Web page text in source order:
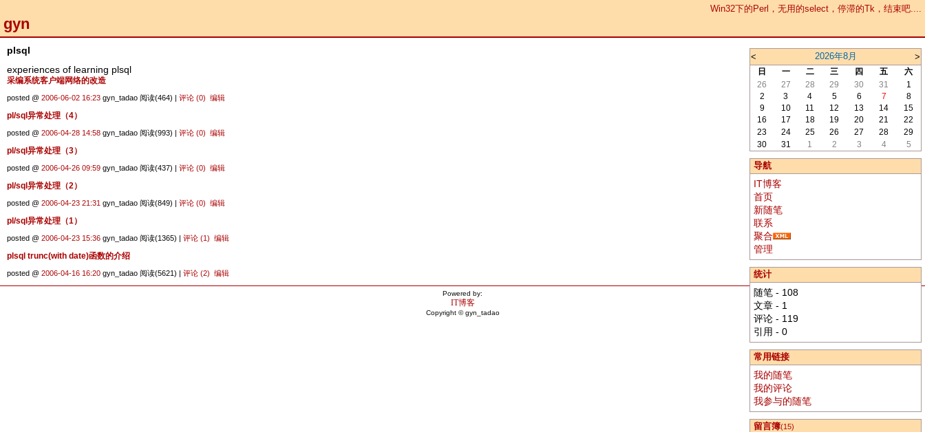
gyn
Win32下的Perl，无用的select，停滞的Tk，结束吧....
plsql
experiences of learning plsql
采编系统客户端网络的改造
posted @ 2006-06-02 16:23 gyn_tadao 阅读(464) | 评论 (0) 编辑
pl/sql异常处理（4）
posted @ 2006-04-28 14:58 gyn_tadao 阅读(993) | 评论 (0) 编辑
pl/sql异常处理（3）
posted @ 2006-04-26 09:59 gyn_tadao 阅读(437) | 评论 (0) 编辑
pl/sql异常处理（2）
posted @ 2006-04-23 21:31 gyn_tadao 阅读(849) | 评论 (0) 编辑
pl/sql异常处理（1）
posted @ 2006-04-23 15:36 gyn_tadao 阅读(1365) | 评论 (1) 编辑
plsql trunc(with date)函数的介绍
posted @ 2006-04-16 16:20 gyn_tadao 阅读(5621) | 评论 (2) 编辑
< 2026年8月 >
日 一 二 三 四 五
六
26
27 28 29 30 31
1
2
3 4 5 6 7
8
9
10 11 12 13 14
15
16
17 18 19 20 21
22
23
24 25 26 27 28
29
30
31 1 2 3 4 5
导航
IT博客
首页
新随笔
联系
聚合
管理
统计
随笔 - 108
文章 - 1
评论 - 119
引用 - 0
常用链接
我的随笔
我的评论
我参与的随笔
留言簿(15)
Powered by:
IT博客
Copyright © gyn_tadao